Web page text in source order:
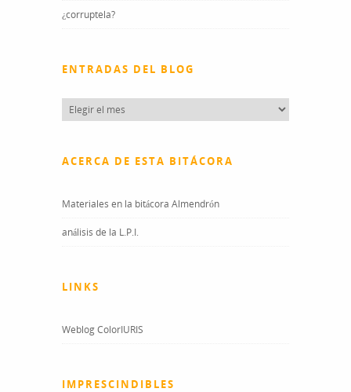
¿corruptela?
ENTRADAS DEL BLOG
Entradas
del
ACERCA DE ESTA BITÁCORA
Materiales en la bitácora Almendrón
análisis de la L.P.I.
LINKS
Weblog ColorIURIS
IMPRESCINDIBLES